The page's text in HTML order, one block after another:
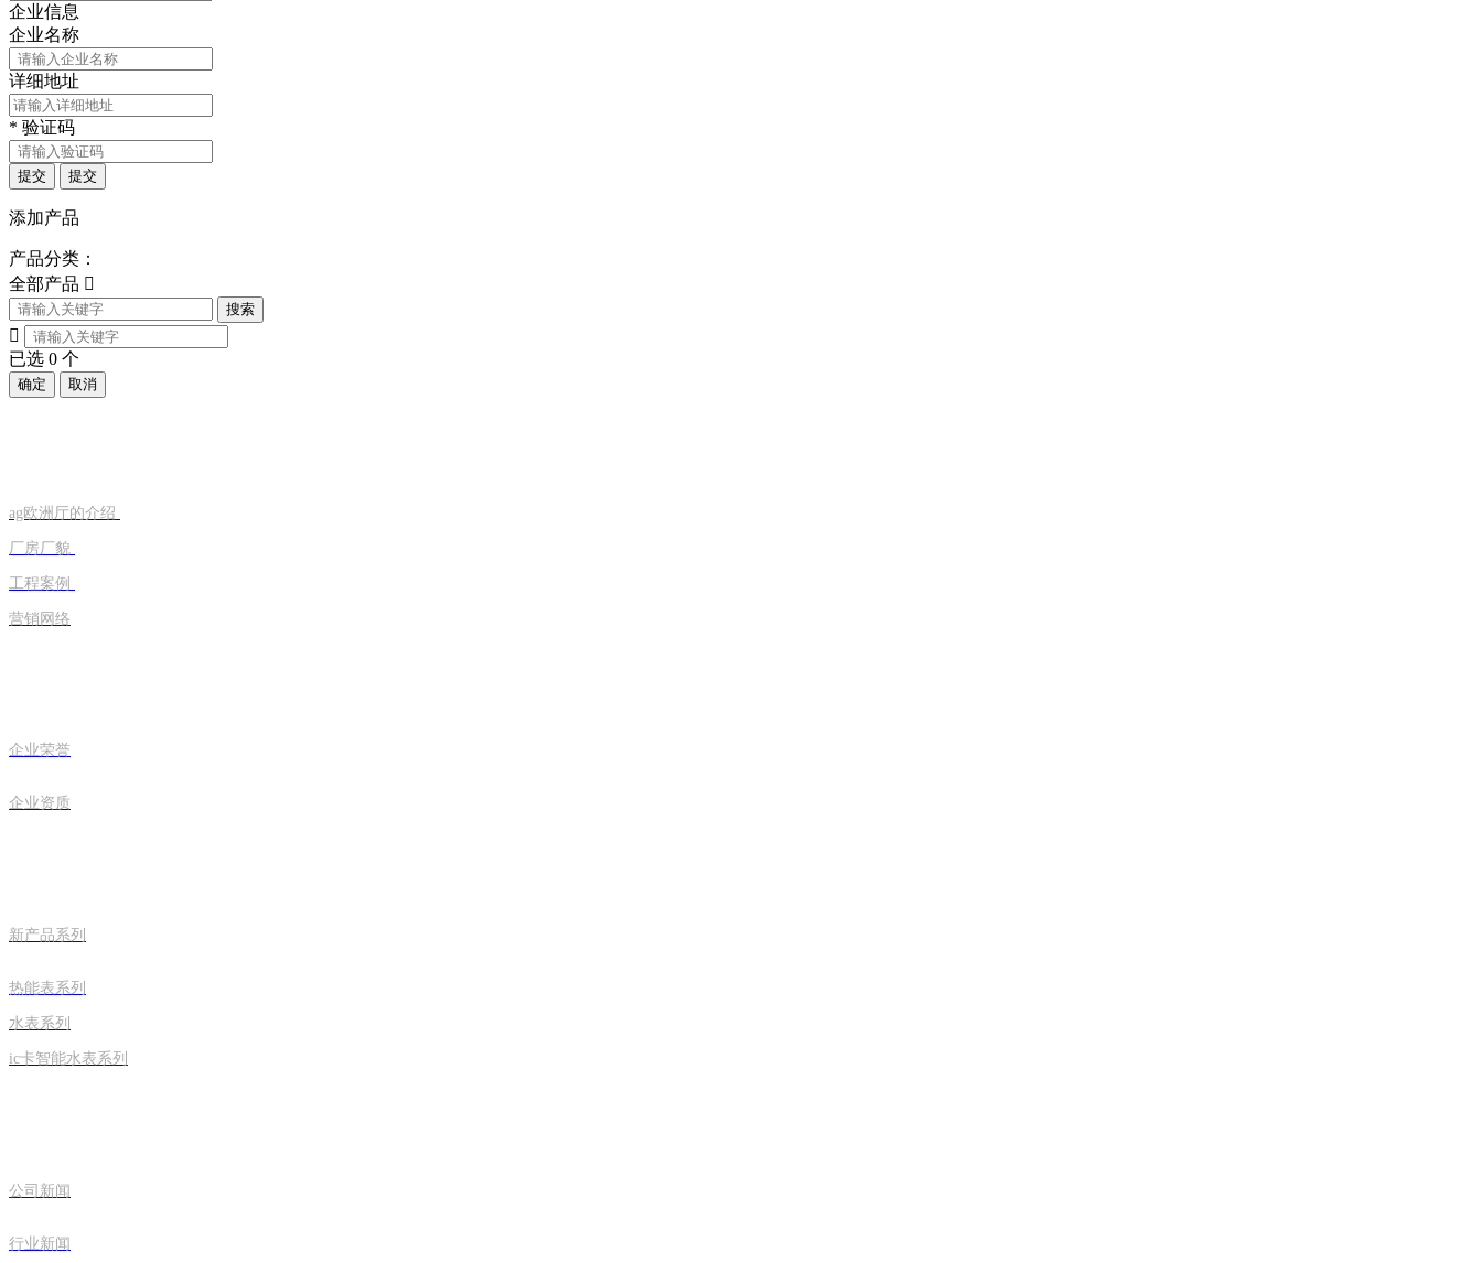
企业信息
企业名称
详细地址
* 验证码
提交 提交
添加产品
产品分类：
全部产品 
搜索

已选 0 个
确定 取消
ag欧洲厅的介绍
厂房厂貌
工程案例
营销网络
企业荣誉
企业资质
新产品系列
热能表系列
水表系列
ic卡智能水表系列
公司新闻
行业新闻